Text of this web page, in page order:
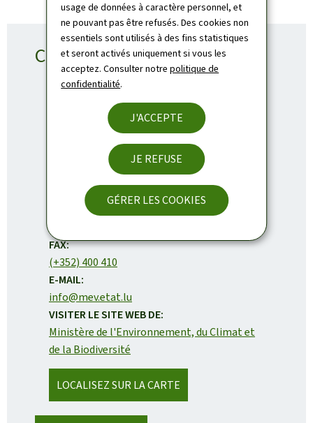
usage de données à caractère personnel, et
ne pouvant pas être refusés. Des cookies non
essentiels sont utilisés à des fins statistiques
et seront activés uniquement si vous les
acceptez. Consulter notrepolitique de
confidentialité.
J'ACCEPTE
JE REFUSE
GÉRER LES COOKIES
Contact
Ministère de l'Environnement, du Climat et
de la Biodiversité
4, Place de l'EuropeL-1499Luxembourg
Adresse Postale:
L-2918 Luxembourg
FAX:
(+352) 400 410
E-MAIL:
info@mev.etat.lu
VISITER LE SITE WEB DE:
Ministère de l'Environnement, du Climat et
de la Biodiversité
LOCALISEZ SUR LA CARTE